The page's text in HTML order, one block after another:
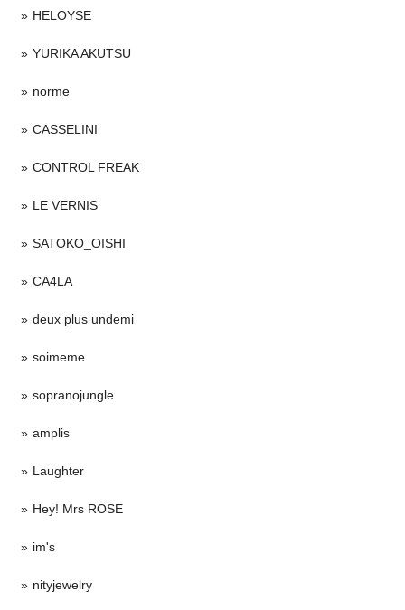
HELOYSE
YURIKA AKUTSU
norme
CASSELINI
CONTROL FREAK
LE VERNIS
SATOKO_OISHI
CA4LA
deux plus undemi
soimeme
sopranojungle
amplis
Laughter
Hey! Mrs ROSE
im's
nityjewelry